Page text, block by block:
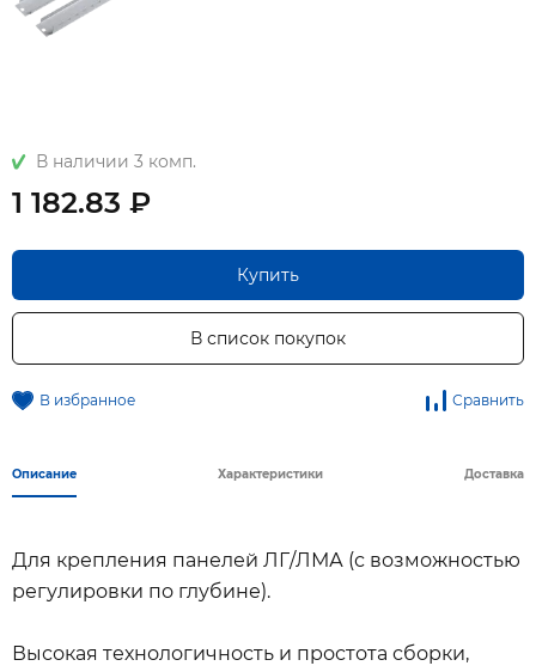
В наличии 3 комп.
1 182.83 ₽
Купить
В список покупок
В избранное Сравнить
Описание Характеристики Доставка
Для крепления панелей ЛГ/ЛМА (с возможностью
регулировки по глубине).
Высокая технологичность и простота сборки,